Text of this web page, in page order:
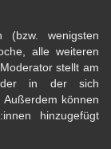
wenigsten
alle weiteren
stellt am
der in der sich
können
hinzugefügt